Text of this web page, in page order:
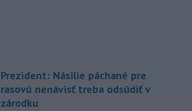
Prezident: Násilie páchané pre
rasovú nenávisť treba odsúdiť v
zárodku